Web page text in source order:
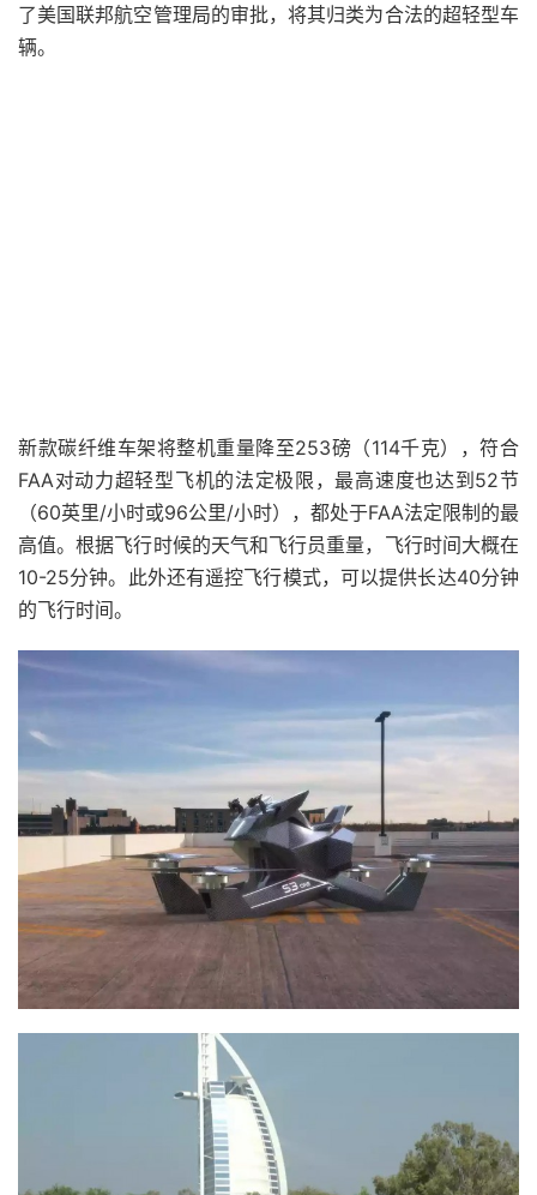
了美国联邦航空管理局的审批，将其归类为合法的超轻型车
辆。
新款碳纤维车架将整机重量降至253磅（114千克），符合
FAA对动力超轻型飞机的法定极限，最高速度也达到52节
（60英里/小时或96公里/小时），都处于FAA法定限制的最
高值。根据飞行时候的天气和飞行员重量，飞行时间大概在
10-25分钟。此外还有遥控飞行模式，可以提供长达40分钟
的飞行时间。